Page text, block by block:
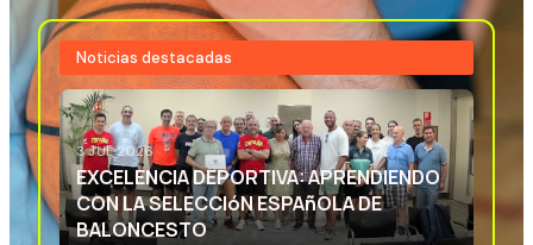
Noticias destacadas
3 JUL 2026
EXCELENCIA DEPORTIVA: APRENDIENDO
CON LA SELECCIóN ESPAñOLA DE
BALONCESTO